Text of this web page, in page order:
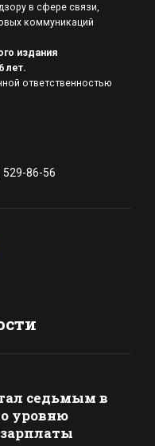
в сфере связи,
коммуникаций
издания
лет.
ответственностью
86-56
седьмым в
уровню